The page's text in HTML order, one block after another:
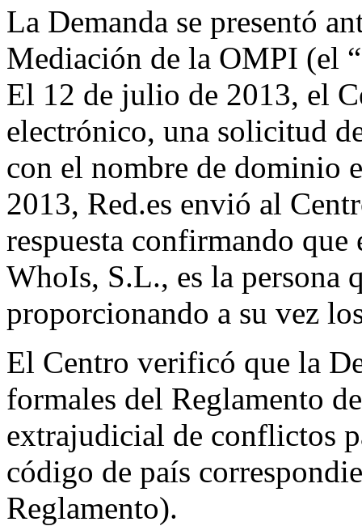
La Demanda se presentó
Mediación de la OMPI (el
El 12 de julio de 2013, el
electrónico, una solicitud
con el nombre de dominio
2013, Red.es envió al
respuesta confirmando
WhoIs, S.L., es la persona
proporcionando a su vez
El Centro verificó que la
formales del Reglamento
extrajudicial de conflictos
código de país
Reglamento).